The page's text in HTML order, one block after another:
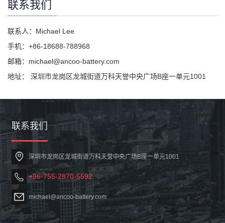
联系我们
联系人：Michael Lee
手机：+86-18688-788968
邮箱：michael@ancoo-battery.com
地址： 深圳市龙岗区龙城街道万科天誉中央广场B座一单元1001
联系我们
深圳市龙岗区龙城街道万科天誉中央广场B座一单元1001
+86-755-2870-5592
michael@ancoo-battery.com